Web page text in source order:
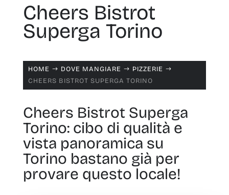
Cheers Bistrot
Superga Torino
HOME $ DOVE MANGIARE $ PIZZERIE $
CHEERS BISTROT SUPERGA TORINO
Cheers Bistrot Superga
Torino: cibo di qualità e
vista panoramica su
Torino bastano già per
provare questo locale!